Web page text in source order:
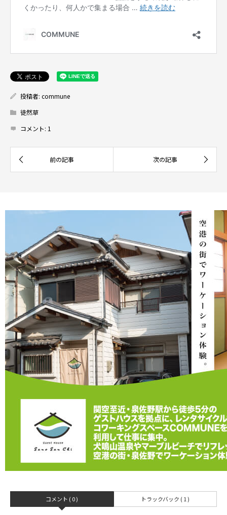
投稿者: commune
徒然草
コメント: 1
コメント ( 0 ) トラックバック ( 1 )